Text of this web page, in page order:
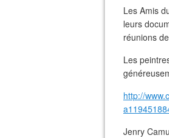
Les Amis
leurs
réunions
Les
http://
Jenry